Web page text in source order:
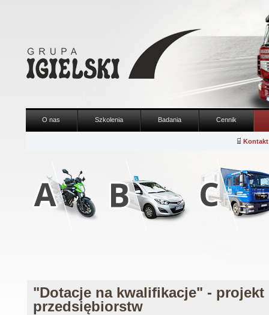
O nas Szkolenia Badania Cennik
Kontakt
"Dotacje na kwalifikacje" - projekt
przedsiębiorstw